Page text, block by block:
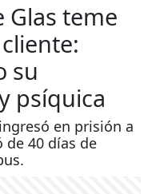
Glas teme
su
psíquica
en prisión a
de 40 días de